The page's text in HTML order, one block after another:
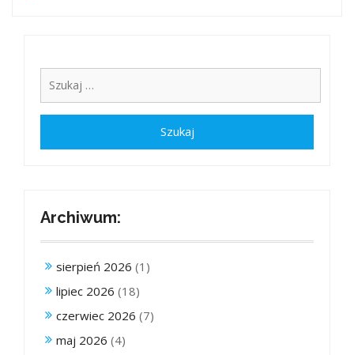
Archiwum:
sierpień 2026 (1)
lipiec 2026 (18)
czerwiec 2026 (7)
maj 2026 (4)